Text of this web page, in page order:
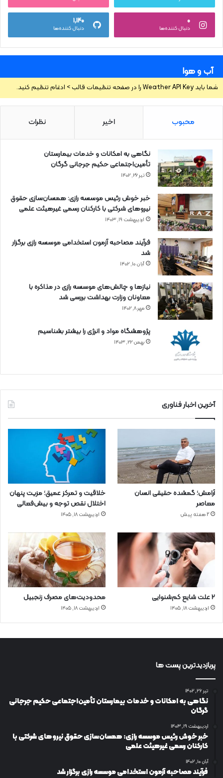
۰
دنبال کننده‌ها
۱,۱۴۰
دنبال کننده‌ها
آب و هوا
شما باید Weather API Key را در صفحه تنظیمات قالب > ادغام تنظیم کنید.
محبوب اخیر نظرات
نگاهی به امکانات و خدمات بیمارستان
تأمین‌اجتماعی حکیم جرجانی گرگان
تیر ۲۶, ۱۴۰۲
خبر خوش رئیس موسسه رازی: همسان‌سازی حقوق
نیروهای شرکتی با کارکنان رسمی غیرهیئت علمی
اردیبهشت ۱۹, ۱۴۰۳
فرآیند مصاحبه آزمون استخدامی موسسه رازی برگزار
شد
آبان ۱۰, ۱۴۰۲
نیازها و چالش‌های موسسه رازی در مذاکره با
معاونان وزارت بهداشت بررسی شد
مهر ۸, ۱۴۰۲
پژوهشگاه مواد و انرژی را بیشتر بشناسیم
بهمن ۲۲, ۱۴۰۳
آخرین اخبار فناوری
آرامش؛ گمشده حقیقی انسان
معاصر
2 هفته پیش
خلاقیت و تمرکز عمیق؛ مزیت پنهان
اختلال نقص توجه و بیش‌فعالی
اردیبهشت ۱۸, ۱۴۰۵
۲ علت شایع‌ کم‌شنوایی
اردیبهشت ۱۸, ۱۴۰۵
محدودیت‌های مصرف زنجبیل
اردیبهشت ۱۸, ۱۴۰۵
پربازدیدترین پست ها
تیر ۲۶, ۱۴۰۲
نگاهی به امکانات و خدمات بیمارستان تأمین‌اجتماعی حکیم جرجانی
گرگان
اردیبهشت ۱۹, ۱۴۰۳
خبر خوش رئیس موسسه رازی: همسان‌سازی حقوق نیروهای شرکتی با
کارکنان رسمی غیرهیئت علمی
آبان ۱۰, ۱۴۰۲
فرآیند مصاحبه آزمون استخدامی موسسه رازی برگزار شد